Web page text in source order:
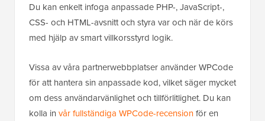
Du kan enkelt infoga anpassade PHP-, JavaScript-,
CSS- och HTML-avsnitt och styra var och när de körs
med hjälp av smart villkorsstyrd logik.
Vissa av våra partnerwebbplatser använder WPCode
för att hantera sin anpassade kod, vilket säger mycket
om dess användarvänlighet och tillförlitlighet. Du kan
kolla in vår fullständiga WPCode-recensionför en